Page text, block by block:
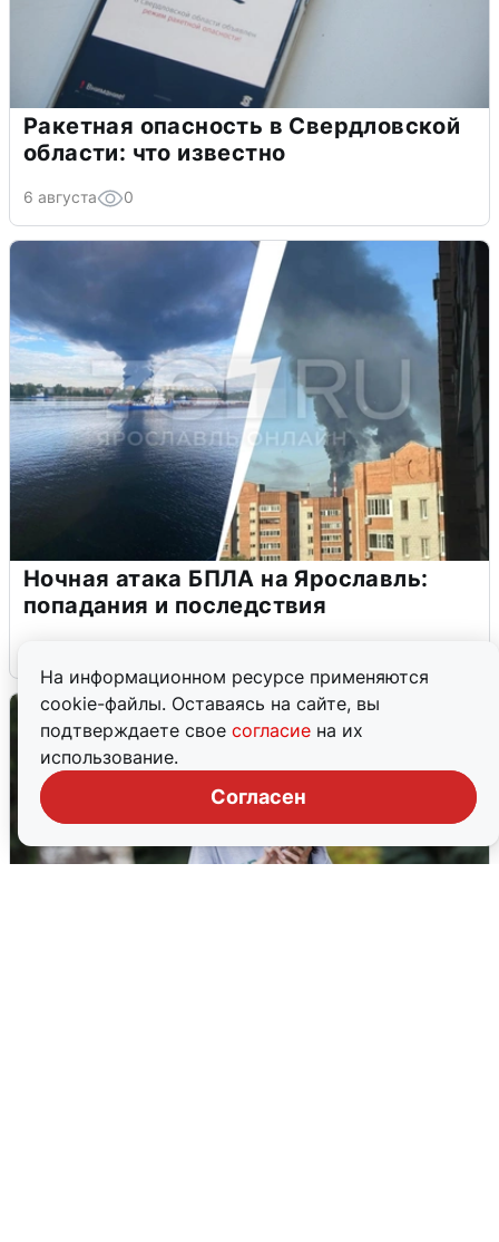
На информационном ресурсе применяются
cookie-файлы. Оставаясь на сайте, вы
подтверждаете свое согласие на их
использование.
Согласен
Ракетная опасность в Свердловской
области: что известно
6 августа 0
Ночная атака БПЛА на Ярославль:
попадания и последствия